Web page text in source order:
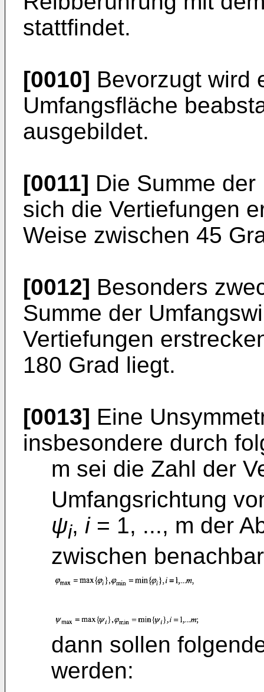
stattfindet.
[0010] Bevorzugt wird
Umfangsfläche
ausgebildet.
[0011] Die Summe
sich die Vertiefungen
Weise zwischen 45
[0012] Besonders
Summe der
Vertiefungen
180 Grad liegt.
[0013] Eine
insbesondere durch
m sei die Zahl der
Umfangsrichtung
ψi, i= 1, ..., m der
zwischen
dann sollen
werden: